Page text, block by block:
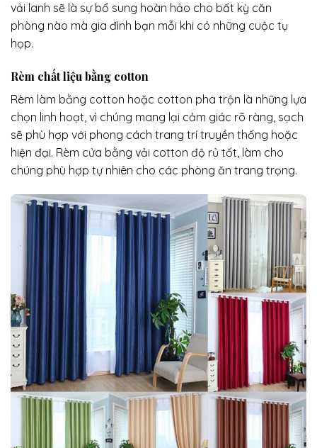
vải lanh sẽ là sự bổ sung hoàn hảo cho bất kỳ căn
phòng nào mà gia đình bạn mỗi khi có những cuộc tụ
họp.
Rèm chất liệu bằng cotton
Rèm làm bằng cotton hoặc cotton pha trộn là những lựa
chọn linh hoạt, vì chúng mang lại cảm giác rõ ràng, sạch
sẽ phù hợp với phong cách trang trí truyền thống hoặc
hiện đại. Rèm cửa bằng vải cotton độ rủ tốt, làm cho
chúng phù hợp tự nhiên cho các phòng ăn trang trọng.